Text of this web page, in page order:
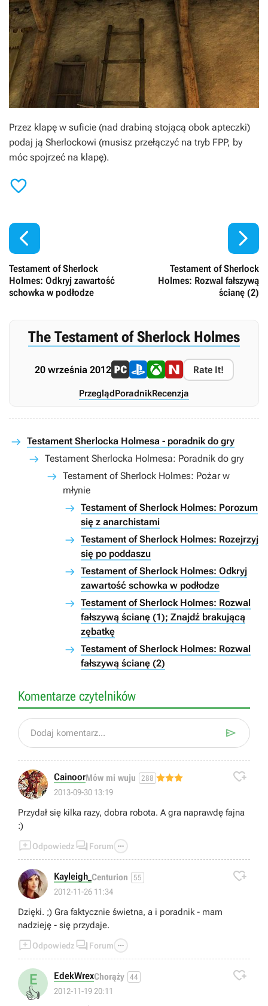
Przez klapę w suficie (nad drabiną stojącą obok apteczki)
podaj ją Sherlockowi (musisz przełączyć na tryb FPP, by
móc spojrzeć na klapę).


Testament of Sherlock
Holmes: Odkryj zawartość
schowka w podłodze
Testament of Sherlock
Holmes: Rozwal fałszywą
ścianę (2)

The Testament of Sherlock Holmes
20 września 2012 Rate It!
PrzeglądPoradnikRecenzja
Testament Sherlocka Holmesa - poradnik do gry
Testament Sherlocka Holmesa: Poradnik do gry
Testament of Sherlock Holmes: Pożar w
młynie
Testament of Sherlock Holmes: Porozum
się z anarchistami
Testament of Sherlock Holmes: Rozejrzyj
się po poddaszu
Testament of Sherlock Holmes: Odkryj
zawartość schowka w podłodze
Testament of Sherlock Holmes: Rozwal
fałszywą ścianę (1); Znajdź brakującą
zębatkę
Testament of Sherlock Holmes: Rozwal
fałszywą ścianę (2)
Komentarze czytelników
Dodaj komentarz... 
CainoorMów mi wuju 288
2013-09-30 13:19

Przydał się kilka razy, dobra robota. A gra naprawdę fajna
:)
Odpowiedz  Forum 
Kayleigh_ Centurion 55
2012-11-26 11:34

Dzięki. ;) Gra faktycznie świetna, a i poradnik - mam
nadzieję - się przydaje.
Odpowiedz  Forum 
E
👍
EdekWrexChorąży 44
2012-11-19 20:11
